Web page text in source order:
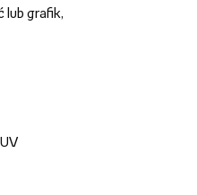
grafik,